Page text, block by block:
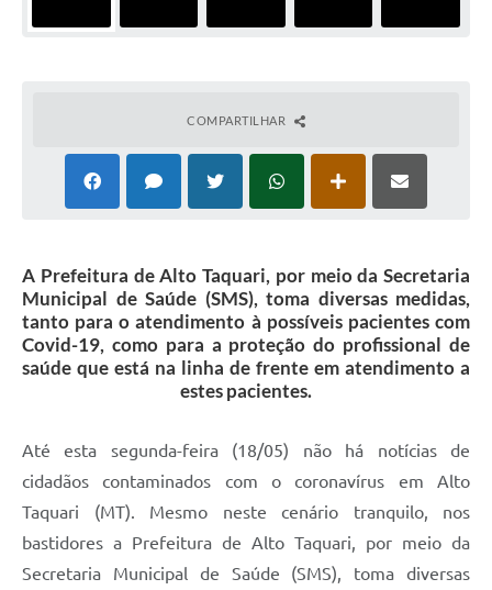
COMPARTILHAR
A Prefeitura de Alto Taquari, por meio da Secretaria
Municipal de Saúde (SMS), toma diversas medidas,
tanto para o atendimento à possíveis pacientes com
Covid-19, como para a proteção do profissional de
saúde que está na linha de frente em atendimento a
estes pacientes.
Até esta segunda-feira (18/05) não há notícias de
cidadãos contaminados com o coronavírus em Alto
Taquari (MT). Mesmo neste cenário tranquilo, nos
bastidores a Prefeitura de Alto Taquari, por meio da
Secretaria Municipal de Saúde (SMS), toma diversas